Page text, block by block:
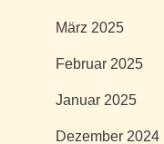
März 2025
Februar 2025
Januar 2025
Dezember 2024